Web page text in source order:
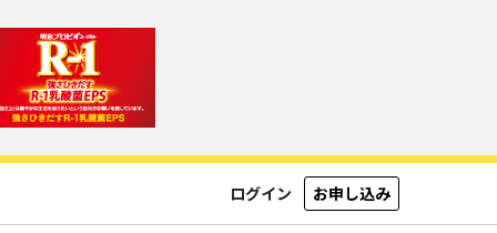
ログイン お申し込み